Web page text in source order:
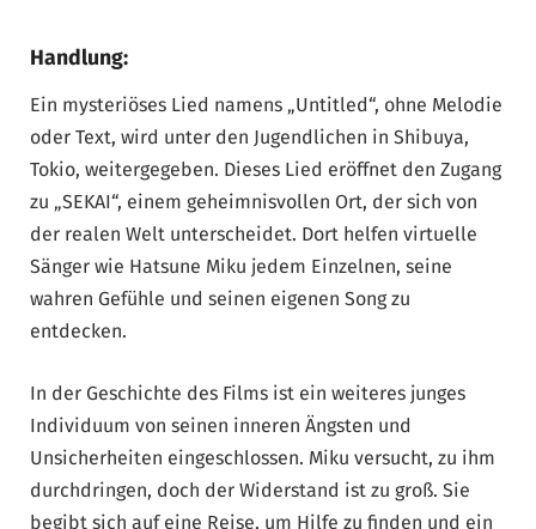
Handlung:
Ein mysteriöses Lied namens „Untitled“, ohne Melodie
oder Text, wird unter den Jugendlichen in Shibuya,
Tokio, weitergegeben. Dieses Lied eröffnet den Zugang
zu „SEKAI“, einem geheimnisvollen Ort, der sich von
der realen Welt unterscheidet. Dort helfen virtuelle
Sänger wie Hatsune Miku jedem Einzelnen, seine
wahren Gefühle und seinen eigenen Song zu
entdecken.
In der Geschichte des Films ist ein weiteres junges
Individuum von seinen inneren Ängsten und
Unsicherheiten eingeschlossen. Miku versucht, zu ihm
durchdringen, doch der Widerstand ist zu groß. Sie
begibt sich auf eine Reise, um Hilfe zu finden und ein